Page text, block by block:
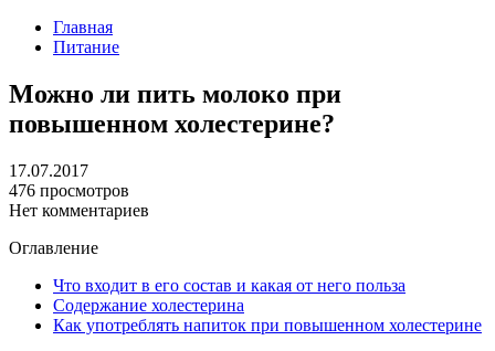
Главная
Питание
Можно ли пить молоко при
повышенном холестерине?
17.07.2017
476 просмотров
Нет комментариев
Оглавление
Что входит в его состав и какая от него польза
Содержание холестерина
Как употреблять напиток при повышенном холестерине